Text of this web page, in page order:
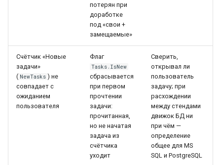
потерян при
доработке
под «свои +
замещаемые»
Счётчик «Новые
задачи»
( NewTasks ) не
совпадает с
ожиданием
пользователя
Флаг
Tasks.IsNew
сбрасывается
при первом
прочтении
задачи:
прочитанная,
но не начатая
задача из
счётчика
уходит
Сверить,
открывал ли
пользователь
задачу; при
расхождении
между стендами
движок БД ни
при чём —
определение
общее для MS
SQL и PostgreSQL